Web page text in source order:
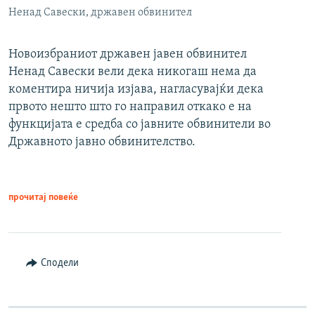
Ненад Савески, државен обвинител
Новоизбраниот државен јавен обвинител
Ненад Савески вели дека никогаш нема да
коментира ничија изјава, нагласувајќи дека
првото нешто што го направил откако е на
функцијата е средба со јавните обвинители во
Државното јавно обвинителство.
прочитај повеќе
Сподели